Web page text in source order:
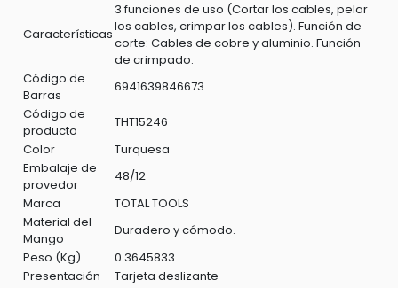
Características
3 funciones de uso (Cortar los cables, pelar
los cables, crimpar los cables). Función de
corte: Cables de cobre y aluminio. Función
de crimpado.
Código de
Barras
6941639846673
Código de
producto
THT15246
Color
Turquesa
Embalaje de
provedor
48/12
Marca
TOTAL TOOLS
Material del
Mango
Duradero y cómodo.
Peso (Kg)
0.3645833
Presentación
Tarjeta deslizante